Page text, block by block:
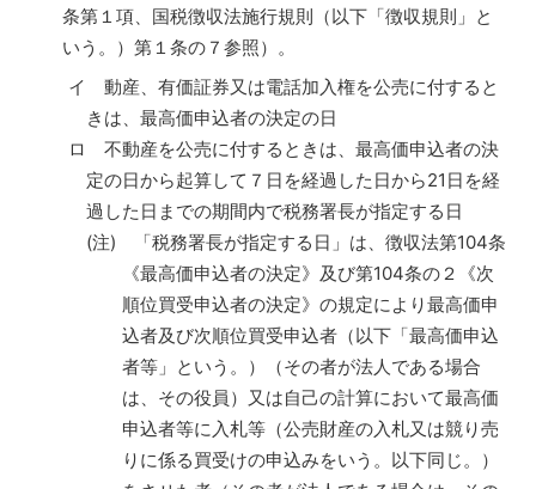
条第１項、国税徴収法施行規則（以下「徴収規則」と
いう。）第１条の７参照）。
イ 動産、有価証券又は電話加入権を公売に付すると
きは、最高価申込者の決定の日
ロ 不動産を公売に付するときは、最高価申込者の決
定の日から起算して７日を経過した日から21日を経
過した日までの期間内で税務署長が指定する日
(注) 「税務署長が指定する日」は、徴収法第104条
《最高価申込者の決定》及び第104条の２《次
順位買受申込者の決定》の規定により最高価申
込者及び次順位買受申込者（以下「最高価申込
者等」という。）（その者が法人である場合
は、その役員）又は自己の計算において最高価
申込者等に入札等（公売財産の入札又は競り売
りに係る買受けの申込みをいう。以下同じ。）